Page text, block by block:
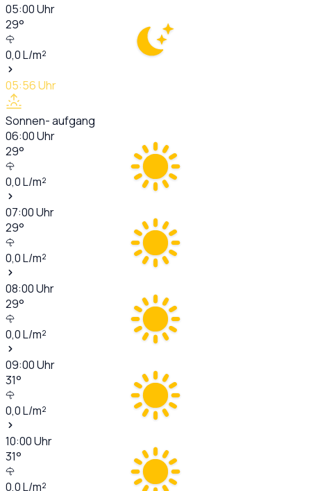
05:00Uhr
29°
0,0L/m²
05:56Uhr
Sonnen- aufgang
06:00Uhr
29°
0,0L/m²
07:00Uhr
29°
0,0L/m²
08:00Uhr
29°
0,0L/m²
09:00Uhr
31°
0,0L/m²
10:00Uhr
31°
0,0L/m²